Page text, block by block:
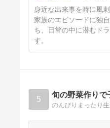
7日前
身近な出来事を時に風
家族のエピソードに独
ち、日常の中に潜むド
す。
5 旬の野菜作りで